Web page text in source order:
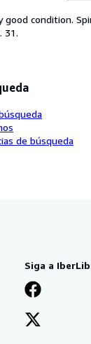
good condition.
31.
de búsqueda
Siga a